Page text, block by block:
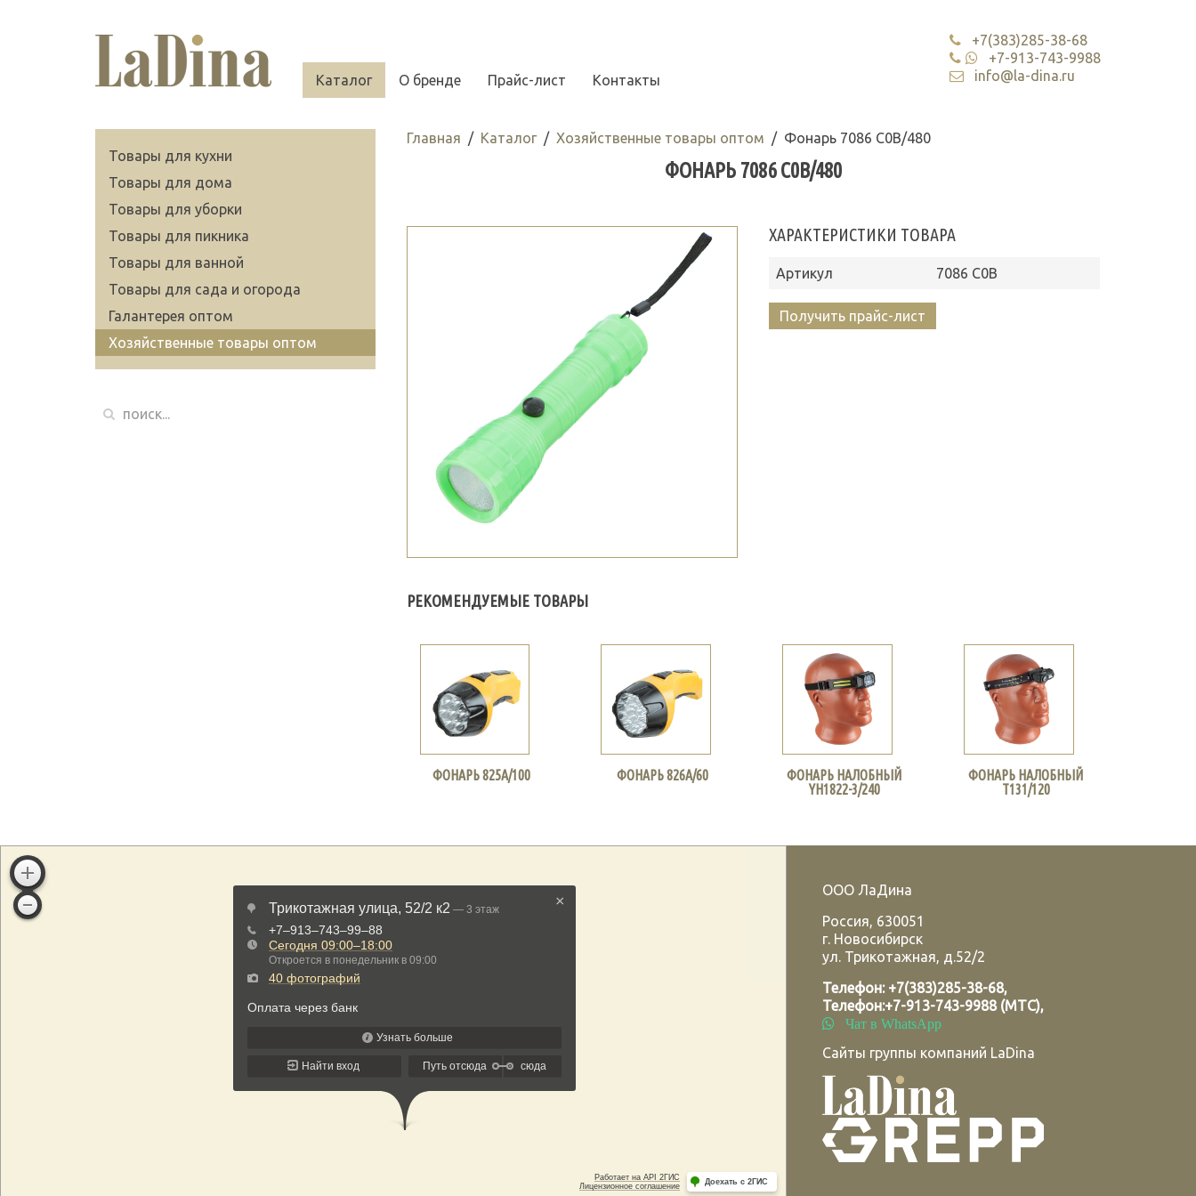
Каталог О бренде Прайс-лист Контакты
+7(383)285-38-68
+7-913-743-9988
info@la-dina.ru
Главная Каталог Хозяйственные товары оптом Фонарь 7086 С0В/480
ФОНАРЬ 7086 С0В/480
ХАРАКТЕРИСТИКИ ТОВАРА
Артикул 7086 С0В
Получить прайс-лист
РЕКОМЕНДУЕМЫЕ ТОВАРЫ
ФОНАРЬ 825А/100 ФОНАРЬ 826А/60
ФОНАРЬ НАЛОБНЫЙ
YH1822-3/240
ФОНАРЬ НАЛОБНЫЙ
Т131/120
Товары для кухни
Товары для дома
Товары для уборки
Товары для пикника
Товары для ванной
Товары для сада и огорода
Галантерея оптом
Хозяйственные товары оптом
ООО ЛаДина
Россия, 630051
г. Новосибирск
ул. Трикотажная, д.52/2
Телефон: +7(383)285-38-68,
Телефон:+7-913-743-9988 (МТС),
Чат в WhatsApp
Сайты группы компаний LaDina